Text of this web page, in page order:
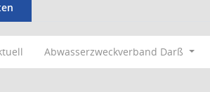
Abwasserzweckverband Darß